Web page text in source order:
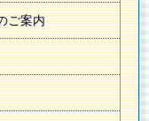
ご案内